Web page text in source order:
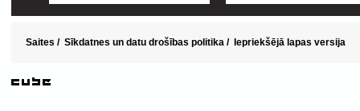
Saites / Sīkdatnes un datu drošības politika / Iepriekšējā lapas versija